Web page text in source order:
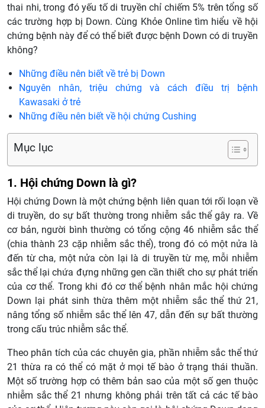
thai nhi, trong đó yếu tố di truyền chỉ chiếm 5% trên tổng số
các trường hợp bị Down. Cùng Khỏe Online tìm hiểu về hội
chứng bệnh này để có thể biết được bệnh Down có di truyền
không?
Những điều nên biết về trẻ bị Down
Nguyên nhân, triệu chứng và cách điều trị bệnh
Kawasaki ở trẻ
Những điều nên biết về hội chứng Cushing
Mục lục
1. Hội chứng Down là gì?
Hội chứng Down là một chứng bệnh liên quan tới rối loạn về
di truyền, do sự bất thường trong nhiễm sắc thể gây ra. Về
cơ bản, người bình thường có tổng cộng 46 nhiễm sắc thể
(chia thành 23 cặp nhiễm sắc thể), trong đó có một nửa là
đến từ cha, một nửa còn lại là di truyền từ mẹ, mỗi nhiễm
sắc thể lại chứa đựng những gen cần thiết cho sự phát triển
của cơ thể. Trong khi đó cơ thể bệnh nhân mắc hội chứng
Down lại phát sinh thừa thêm một nhiễm sắc thể thứ 21,
nâng tổng số nhiễm sắc thể lên 47, dẫn đến sự bất thường
trong cấu trúc nhiễm sắc thể.
Theo phân tích của các chuyên gia, phần nhiễm sắc thể thứ
21 thừa ra có thể có mặt ở mọi tế bào ở trạng thái thuần.
Một số trường hợp có thêm bản sao của một số gen thuộc
nhiễm sắc thể 21 nhưng không phải trên tất cả các tế bào